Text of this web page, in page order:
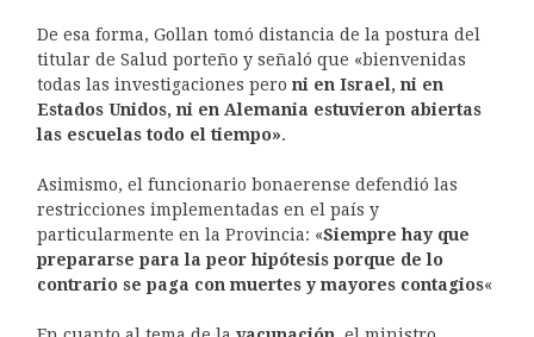
De esa forma, Gollan tomó distancia de la postura del
titular de Salud porteño y señaló que «bienvenidas
todas las investigaciones pero ni en Israel, ni en
Estados Unidos, ni en Alemania estuvieron abiertas
las escuelas todo el tiempo».
Asimismo, el funcionario bonaerense defendió las
restricciones implementadas en el país y
particularmente en la Provincia: «Siempre hay que
prepararse para la peor hipótesis porque de lo
contrario se paga con muertes y mayores contagios«